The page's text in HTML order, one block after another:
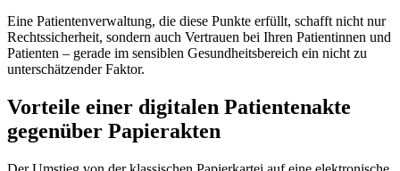
Eine Patientenverwaltung, die diese Punkte erfüllt, schafft nicht nur
Rechtssicherheit, sondern auch Vertrauen bei Ihren Patientinnen und
Patienten – gerade im sensiblen Gesundheitsbereich ein nicht zu
unterschätzender Faktor.
Vorteile einer digitalen Patientenakte
gegenüber Papierakten